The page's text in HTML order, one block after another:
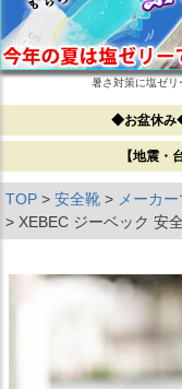
暑さ対策に塩ゼリ
◆お盆休み
【地震・
TOP 安全靴 メーカ
XEBEC ジーベック 安